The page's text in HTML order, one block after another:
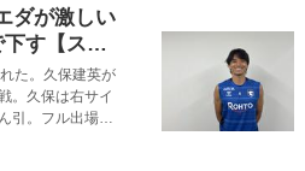
ダが激しい
す【スペ
た。久保建英が
。久保は右サイ
引。フル出場で